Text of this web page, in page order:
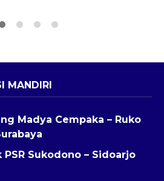
MANDIRI
Madya Cempaka – Ruko
Sukodono – Sidoarjo